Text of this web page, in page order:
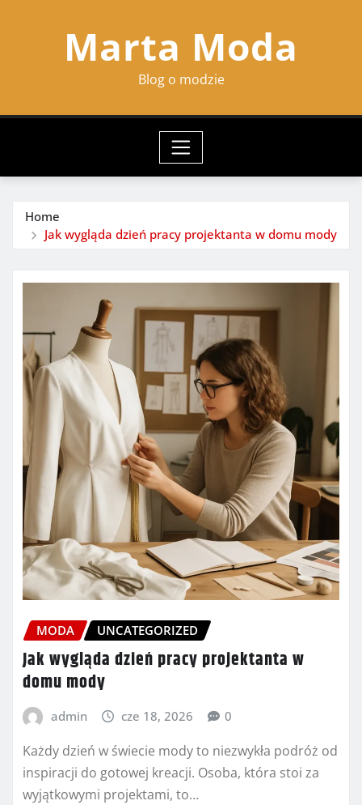
Marta Moda
Blog o modzie
Home
Jak wygląda dzień pracy projektanta w domu mody
MODA UNCATEGORIZED
Jak wygląda dzień pracy projektanta w
domu mody
admin cze 18, 2026 0
Każdy dzień w świecie mody to niezwykła podróż od
inspiracji do gotowej kreacji. Osoba, która stoi za
wyjątkowymi projektami, to…